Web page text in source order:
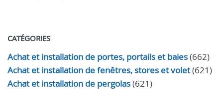
CATÉGORIES
Achat et installation de portes, portails et baies(662)
Achat et installation de fenêtres, stores et volet(621)
Achat et installation de pergolas(621)